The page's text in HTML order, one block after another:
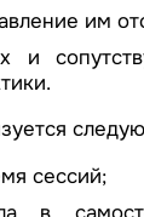
им
и
сессий;